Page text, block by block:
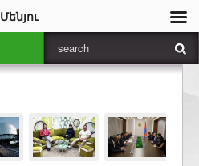
Մենյու